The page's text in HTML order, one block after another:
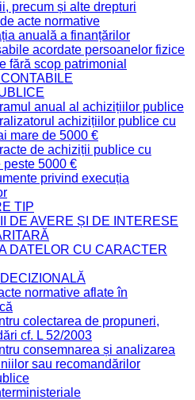
precum și alte drepturi
acte normative
anuală a finanțărilor
acordate persoanelor fizice
fără scop patrimonial
anual al achizițiilor publice
achizițiilor publice cu
mare de 5000 €
de achiziții publice cu
peste 5000 €
privind execuția
TIP
DE AVERE ȘI DE INTERESE
DATELOR CU CARACTER
normative aflate în
colectarea de propuneri,
cf. L 52/2003
consemnarea și analizarea
sau recomandărilor